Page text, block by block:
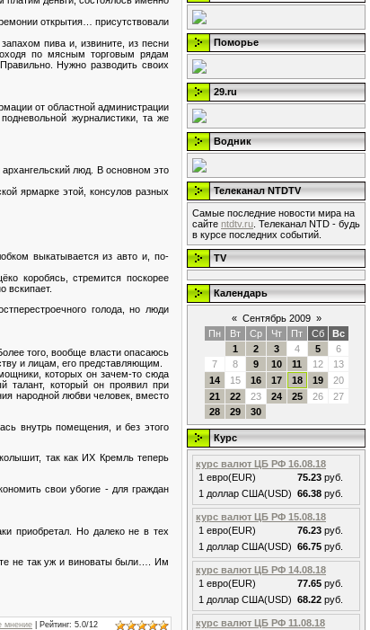
открытия… присутствовали
пива и, извините, из песни
по мясным торговым рядам
Нужно разводить своих
от областной администрации
журналистики, та же
люд. В основном это
ярмарке этой, консулов разных
выкатывается из авто и, по-
коробясь, стремится поскорее
вскипает.
голода, но люди
того, вообще власти опасаюсь
и лицам, его представляющим.
которых он зачем-то сюда
талант, который он проявил при
народной любви человек, вместо
внутрь помещения, и без этого
так как ИХ Кремль теперь
свои убогие - для граждан
приобретал. Но далеко не в тех
те не так уж и виноваты были…. Им
мнение Рейтинг: 5.0/12
Поморье
29.ru
Водник
Телеканал NTDTV
Самые последние новости мира на
сайте ntdtv.ru . Телеканал NTD - будь
в курсе последних событий.
TV
Календарь
« Сентябрь 2009 »
Пн
Вт Ср Чт Пт Сб
Вс
1
2 3 4 5
6
7
8 9 10 11 12
13
14
15 16 17 18 19
20
21
22 23 24 25 26
27
28
29 30
Курс
курс валют ЦБ РФ 16.08.18
1 евро(EUR)
75.23 руб.
1 доллар США(USD) 66.38 руб.
курс валют ЦБ РФ 15.08.18
1 евро(EUR)
76.23 руб.
1 доллар США(USD) 66.75 руб.
курс валют ЦБ РФ 14.08.18
1 евро(EUR)
77.65 руб.
1 доллар США(USD) 68.22 руб.
курс валют ЦБ РФ 11.08.18